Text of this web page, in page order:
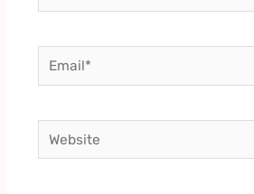
Email*
Website